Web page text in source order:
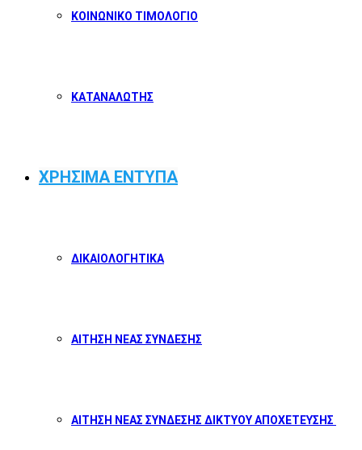
ΚΟΙΝΩΝΙΚΟ ΤΙΜΟΛΟΓΙΟ
ΚΑΤΑΝΑΛΩΤΗΣ
ΧΡΗΣΙΜΑ ΕΝΤΥΠΑ
ΔΙΚΑΙΟΛΟΓΗΤΙΚΑ
ΑΙΤΗΣΗ ΝΕΑΣ ΣΥΝΔΕΣΗΣ
ΑΙΤΗΣΗ ΝΕΑΣ ΣΥΝΔΕΣΗΣ ΔΙΚΤΥΟΥ ΑΠΟΧΕΤΕΥΣΗΣ